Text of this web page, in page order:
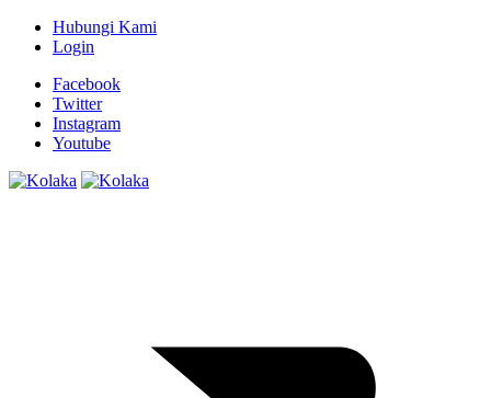
Hubungi Kami
Login
Facebook
Twitter
Instagram
Youtube